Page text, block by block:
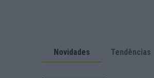
Novidades Tendências